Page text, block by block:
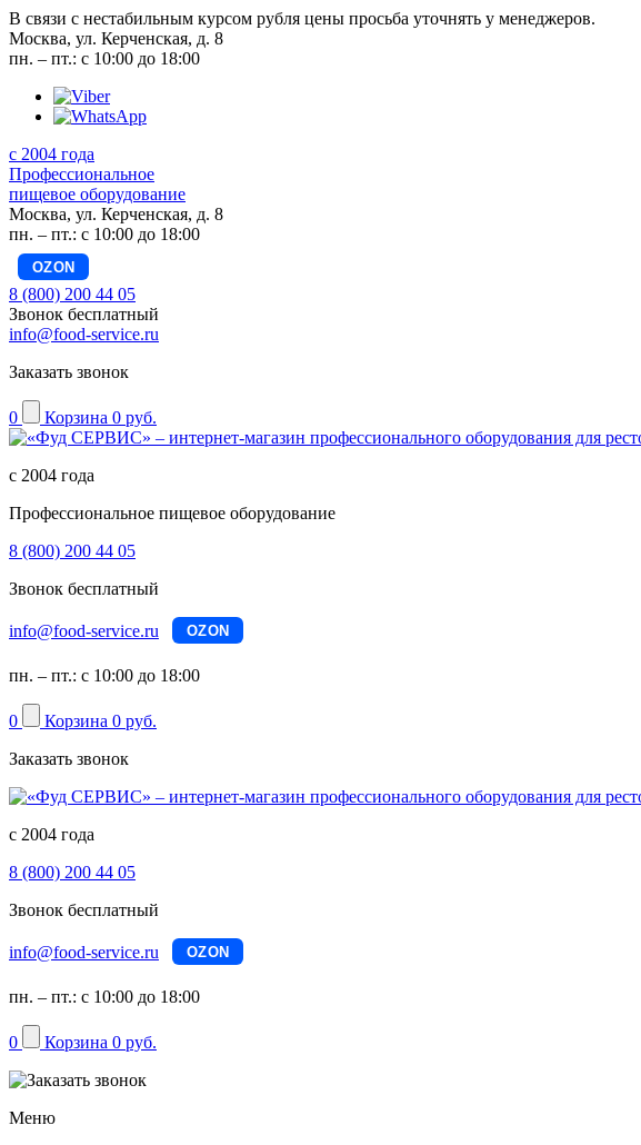
В связи с нестабильным курсом рубля цены просьба уточнять у менеджеров.
Москва, ул. Керченская, д. 8
пн. – пт.: с 10:00 до 18:00
с 2004 года
Профессиональное
пищевое оборудование
Москва, ул. Керченская, д. 8
пн. – пт.: с 10:00 до 18:00
OZON
8 (800) 200 44 05
Звонок бесплатный
info@food-service.ru
Заказать звонок
0 Корзина 0 руб.
с 2004 года
Профессиональное пищевое оборудование
8 (800) 200 44 05
Звонок бесплатный
info@food-service.ru OZON
пн. – пт.: с 10:00 до 18:00
0 Корзина 0 руб.
Заказать звонок
с 2004 года
8 (800) 200 44 05
Звонок бесплатный
info@food-service.ru OZON
пн. – пт.: с 10:00 до 18:00
0 Корзина 0 руб.
Меню